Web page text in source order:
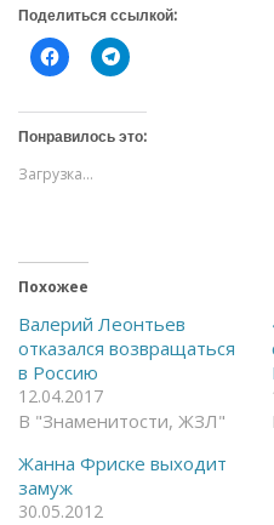
Поделиться ссылкой:
Н
а
и
т
е
ч
о
к
ы
т
ь
н
а
F
a
c
b
o
k
Н
а
и
т
е
л
и
т
в
T
l
Понравилось это:
Загрузка...
Похожее
Валерий Леонтьев
отказался возвращаться
в Россию
12.04.2017
В "Знаменитости, ЖЗЛ"
Жанна Фриске выходит
замуж
30.05.2012